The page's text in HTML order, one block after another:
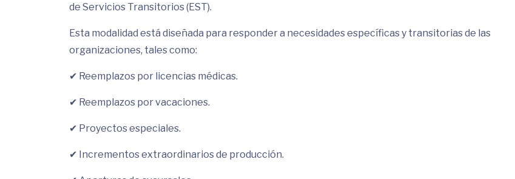
de Servicios Transitorios (EST).
Esta modalidad está diseñada para responder a necesidades específicas y transitorias de las
organizaciones, tales como:
✔ Reemplazos por licencias médicas.
✔ Reemplazos por vacaciones.
✔ Proyectos especiales.
✔ Incrementos extraordinarios de producción.